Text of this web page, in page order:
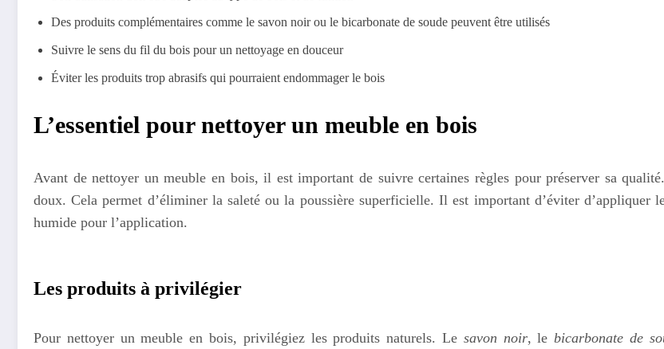
Des produits complémentaires comme le savon noir ou le bicarbonate de soude peuvent être utilisés
Suivre le sens du fil du bois pour un nettoyage en douceur
Éviter les produits trop abrasifs qui pourraient endommager le bois
L’essentiel pour nettoyer un meuble en bois
Avant de nettoyer un meuble en bois, il est important de suivre certaines règles pour préserver sa
doux. Cela permet d’éliminer la saleté ou la poussière superficielle. Il est important d’éviter
humide pour l’application.
Les produits à privilégier
Pour nettoyer un meuble en bois, privilégiez les produits naturels. Le savon noir, lebicarbonate de